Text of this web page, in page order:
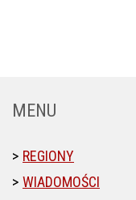
MENU
REGIONY
WIADOMOŚCI